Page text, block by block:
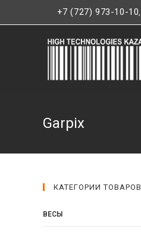
+7 (727) 973-10-10,
Garpix
КАТЕГОРИИ ТОВАРОВ
ВЕСЫ